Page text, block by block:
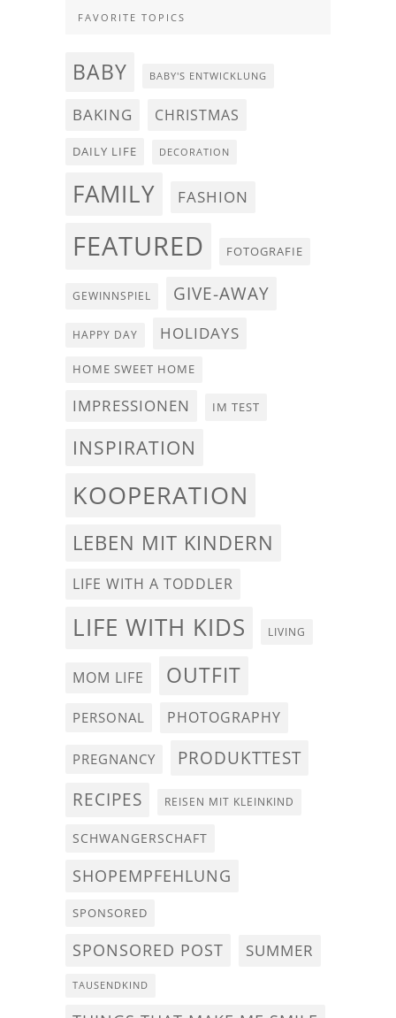
FAVORITE TOPICS
BABY BABY'S ENTWICKLUNG
BAKING CHRISTMAS
DAILY LIFE DECORATION
FAMILY FASHION
FEATURED FOTOGRAFIE
GEWINNSPIEL GIVE-AWAY
HAPPY DAY HOLIDAYS
HOME SWEET HOME
IMPRESSIONEN IM TEST
INSPIRATION
KOOPERATION
LEBEN MIT KINDERN
LIFE WITH A TODDLER
LIFE WITH KIDS LIVING
MOM LIFE OUTFIT
PERSONAL PHOTOGRAPHY
PREGNANCY PRODUKTTEST
RECIPES REISEN MIT KLEINKIND
SCHWANGERSCHAFT
SHOPEMPFEHLUNG
SPONSORED
SPONSORED POST SUMMER
TAUSENDKIND